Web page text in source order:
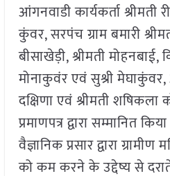
आंगनवाडी कार्यकर्ता श्रीमती
कुंवर, सरपंच ग्राम बमारी
बीसाखेड़ी, श्रीमती मोहनबाई,
मोनाकुवंर एवं सुश्री मेघाकुंवर,
दक्षिणा एवं श्रीमती शषिकला
प्रमाणपत्र द्वारा सम्मानित
वैज्ञानिक प्रसार द्वारा
को कम करने के उद्देष्य से